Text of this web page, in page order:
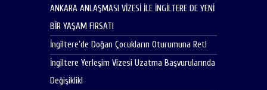
ANKARA ANLAŞMASI VİZESİ İLE İNGİLTERE DE YENİ
BİR YAŞAM FIRSATI
İngiltere’de Doğan Çocukların Oturumuna Ret!
İngiltere Yerleşim Vizesi Uzatma Başvurularında
Değişiklik!